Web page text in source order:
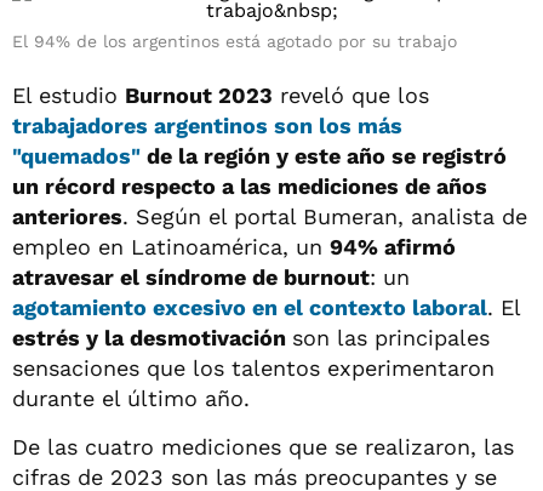
El 94% de los argentinos está agotado por su trabajo
El estudio Burnout 2023 reveló que los
trabajadores argentinos son los más
"quemados" de la región y este año se registró
un récord respecto a las mediciones de años
anteriores. Según el portal Bumeran, analista de
empleo en Latinoamérica, un 94% afirmó
atravesar el síndrome de burnout: un
agotamiento excesivo en el contexto laboral. El
estrés y la desmotivación son las principales
sensaciones que los talentos experimentaron
durante el último año.
De las cuatro mediciones que se realizaron, las
cifras de 2023 son las más preocupantes y se